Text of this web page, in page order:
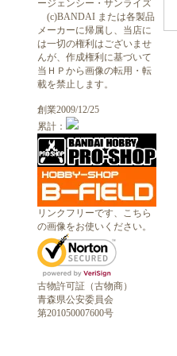
ージェンシー・サンライズ
(c)BANDAI または各製品
メーカーに帰属し、当店に
は一切の権利はございませ
んが、作成権利に基づいて
当ＨＰから画像の転用・転
載を禁止します。
創業2009/12/25
累計：
リンクフリーです、こちら
の画像をお使いください。
古物許可証（古物商）
青森県公安委員会
第201050007600号